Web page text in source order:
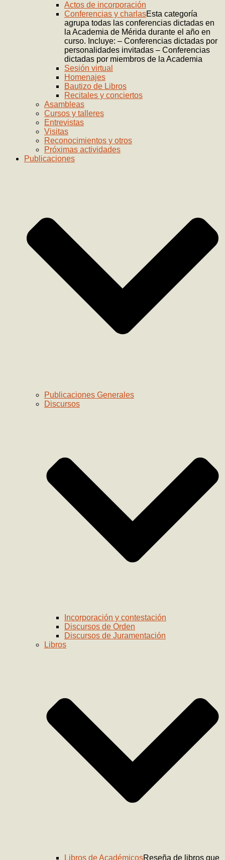
Actos de incorporación
Conferencias y charlasEsta categoría
agrupa todas las conferencias dictadas en
la Academia de Mérida durante el año en
curso. Incluye: – Conferencias dictadas por
personalidades invitadas – Conferencias
dictadas por miembros de la Academia
Sesión virtual
Homenajes
Bautizo de Libros
Recitales y conciertos
Asambleas
Cursos y talleres
Entrevistas
Visitas
Reconocimientos y otros
Próximas actividades
Publicaciones
Publicaciones Generales
Discursos
Incorporación y contestación
Discursos de Orden
Discursos de Juramentación
Libros
Libros de AcadémicosReseña de libros que